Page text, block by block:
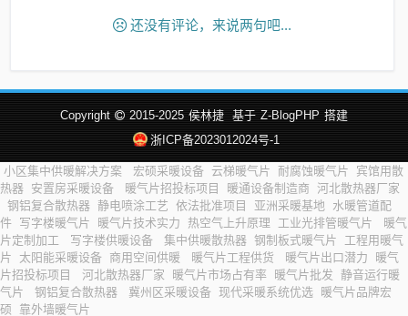
还没有评论，来说两句吧...
Copyright 2015-2025 侯林捷 基于 Z-BlogPHP 搭建
浙ICP备2023012024号-1
小区集中供暖解决方案 宏硕采暖设备 云梯暖气片 耐腐蚀暖气片
宾馆用散
热器 安置房采暖设备 暖气片招投标项目 暖通设备制造商 河北散热器厂家
钢铝复合散热器 静电喷涂工艺 依法批准项目 亚洲采暖基地 水暖管道配
件 写字楼暖气片 暖气片技术实力 热空气上升原理 工业光排管暖气片
暖气
片定制加工
写字楼供暖设备 集中供暖散热器 钢制板式暖气片
工程用暖气
片
太阳能采暖设备 商用空间供暖 暖气片工程供货 暖气片出口潜力
暖气
片招投标项目
河北散热器厂家 暖气片市场占有率 暖气片批发 静音运行暖
气片
钢铝复合散热器 冀州区采暖设备 现代采暖系统优选
暖气片品牌宏
硕
靠外墙暖气片